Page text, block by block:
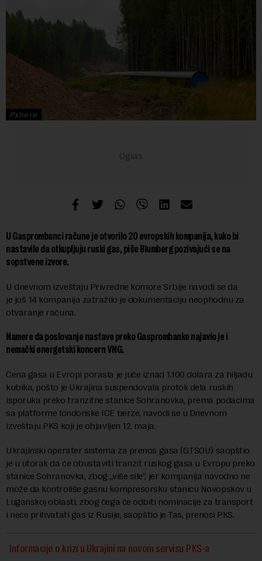
Pxhere
U Gasprombanci račune je otvorilo 20 evropskih kompanija, kako bi
nastavile da otkupljuju ruski gas, piše Blumberg pozivajući se na
sopstvene izvore.
U dnevnom izveštaju Privredne komore Srbije navodi se da
je još 14 kompanija zatražilo je dokumentaciju neophodnu za
otvaranje računa.
Namere da poslovanje nastave preko Gasprombanke najavio je i
nemački energetski koncern VNG.
Cena gasa u Evropi porasla je juče iznad 1.100 dolara za hiljadu
kubika, pošto je Ukrajina suspendovala protok dela ruskih
isporuka preko tranzitne stanice Sohranovka, prema podacima
sa platforme londonske ICE berze, navodi se u Dnevnom
izveštaju PKS koji je objavljen 12. maja.
Ukrajinski operater sistema za prenos gasa (GTSOU) saopštio
je u utorak da će obustaviti tranzit ruskog gasa u Evropu preko
stanice Sohranovka, zbog „više sile“, jer kompanija navodno ne
može da kontroliše gasnu kompresorsku stanicu Novopskov u
Luganskoj oblasti, zbog čega će odbiti nominacije za transport
i neće prihvatati gas iz Rusije, saopštio je Tas, prenosi PKS.
Informacije o krizi u Ukrajini na novom servisu PKS-a